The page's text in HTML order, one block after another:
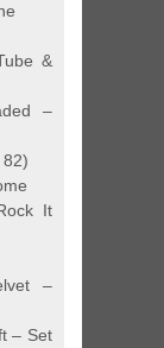
&
–
It
–
– Set